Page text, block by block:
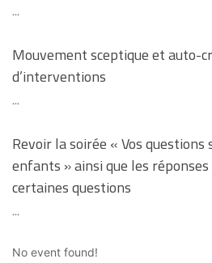
...
Mouvement sceptique et auto-
d’interventions
...
Revoir la soirée « Vos questions
enfants » ainsi que les
certaines questions
...
No event found!